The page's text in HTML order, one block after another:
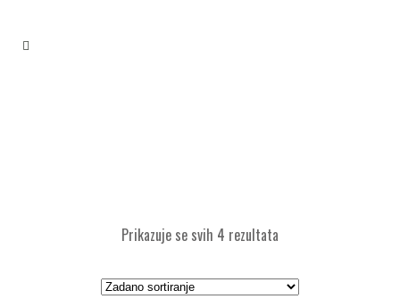
Prikazuje se svih 4 rezultata